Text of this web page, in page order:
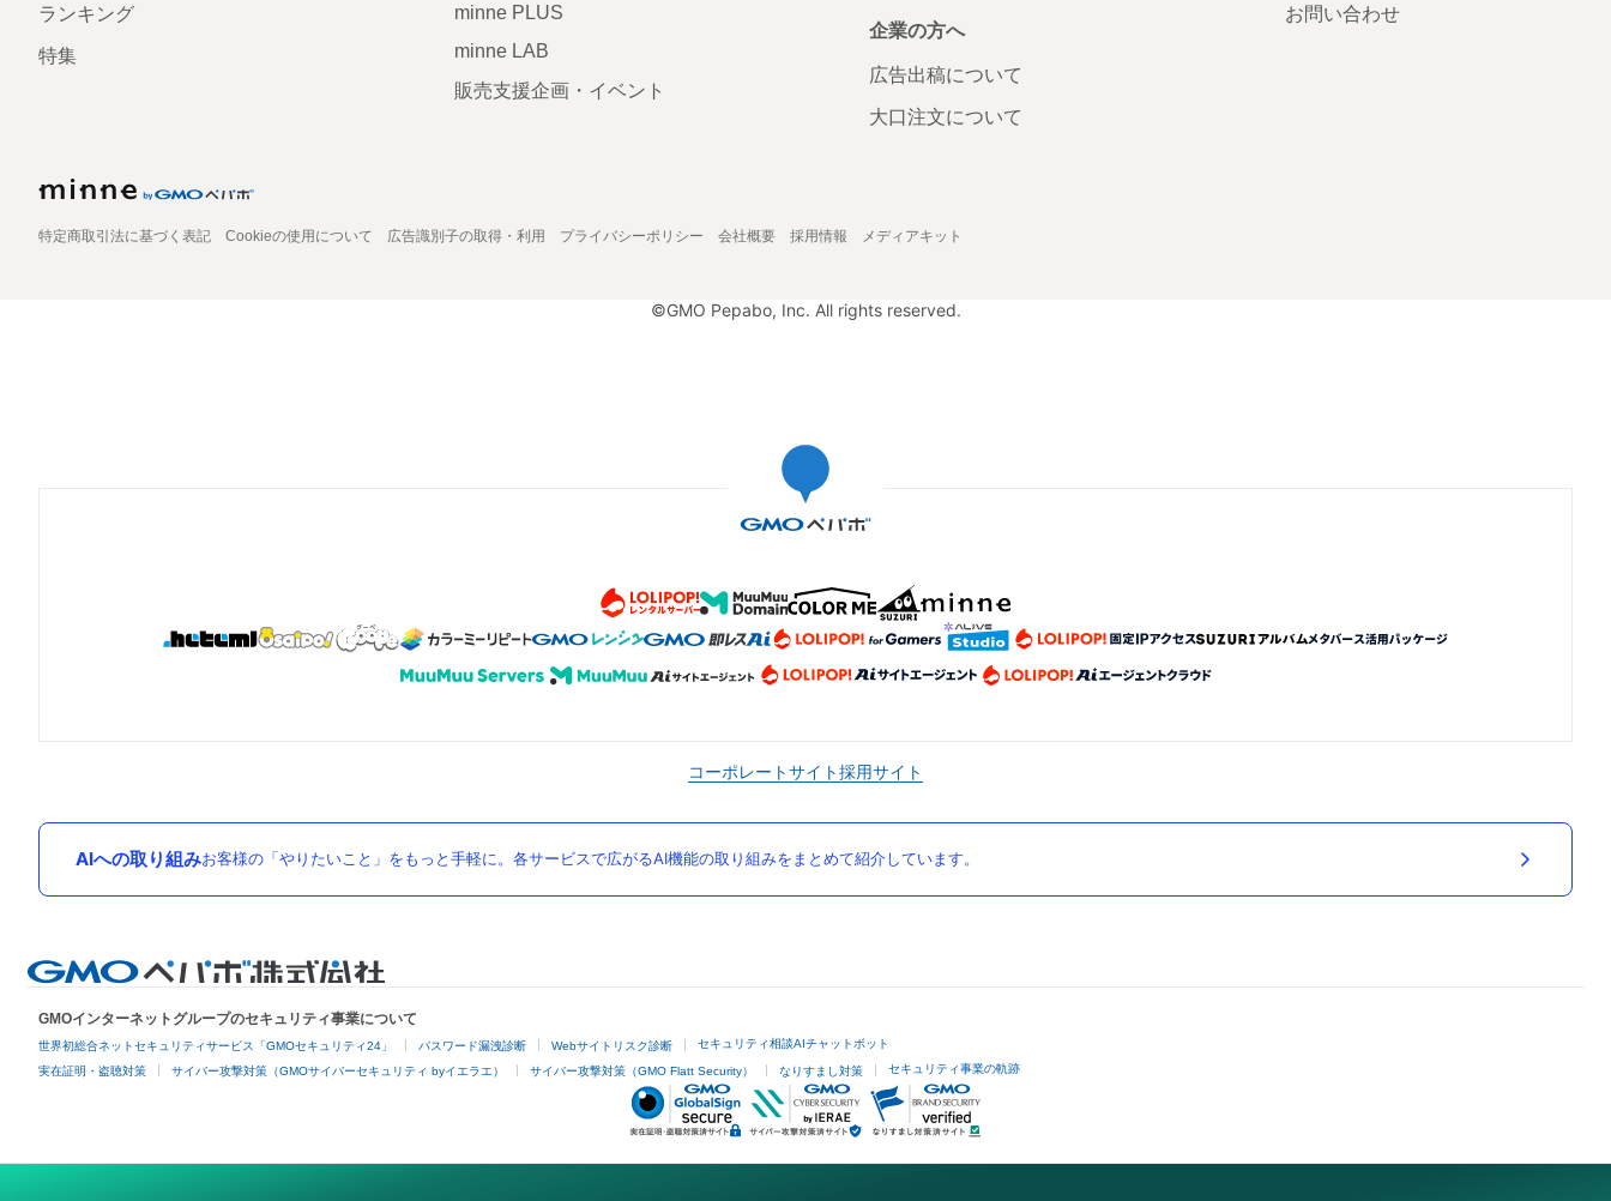
ランキング
特集
minne PLUS
minne LAB
販売支援企画・イベント
企業の方へ
広告出稿について
大口注文について
お問い合わせ
特定商取引法に基づく表記 Cookieの使用について 広告識別子の取得・利用 プライバシーポリシー 会社概要 採用情報 メディアキット
©GMO Pepabo, Inc. All rights reserved.
コーポレートサイト採用サイト
AIへの取り組みお客様の「やりたいこと」をもっと手軽に。各サービスで広がるAI機能の取り組みをまとめて紹介しています。
GMOインターネットグループのセキュリティ事業について
世界初総合ネットセキュリティサービス「GMOセキュリティ24」 パスワード漏洩診断 Webサイトリスク診断 セキュリティ相談AIチャットボット
実在証明・盗聴対策 サイバー攻撃対策（GMOサイバーセキュリティ byイエラエ） サイバー攻撃対策（GMO Flatt Security） なりすまし対策 セキュリティ事業の軌跡